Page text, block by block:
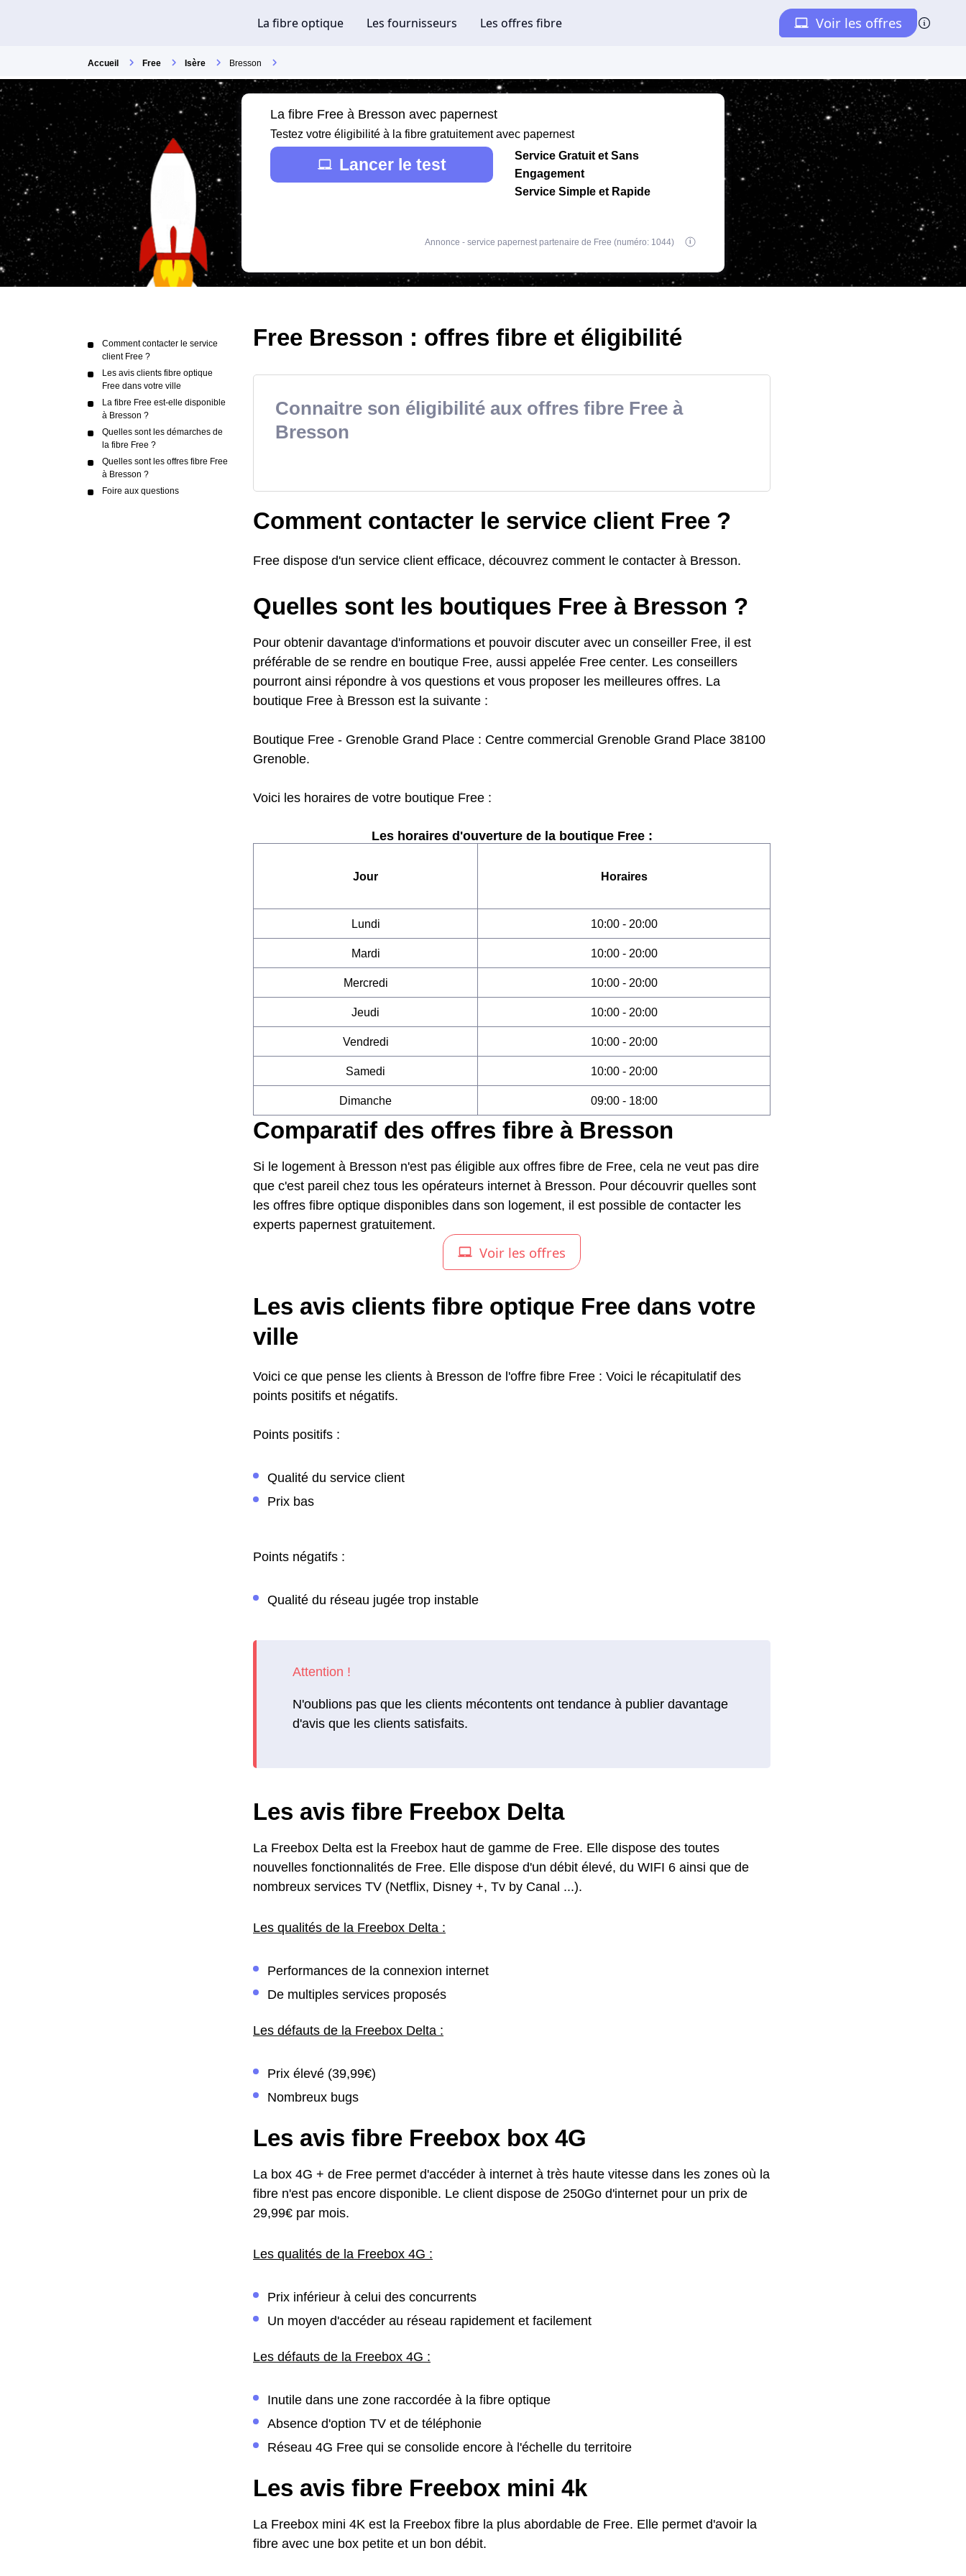
Accueil Free Isère Bresson
La fibre Free à Bresson avec papernest
Testez votre éligibilité à la fibre gratuitement avec papernest
Lancer le test
Service Gratuit et Sans
Engagement
Service Simple et Rapide
Annonce - service papernest partenaire de Free (numéro: 1044)
Comment contacter le service
client Free ?
Les avis clients fibre optique
Free dans votre ville
La fibre Free est-elle disponible
à Bresson ?
Quelles sont les démarches de
la fibre Free ?
Quelles sont les offres fibre Free
à Bresson ?
Foire aux questions
Free Bresson : offres fibre et éligibilité
Connaitre son éligibilité aux offres fibre Free à
Bresson
Comment contacter le service client Free ?
Free dispose d'un service client efficace, découvrez comment le contacter à Bresson.
Quelles sont les boutiques Free à Bresson ?
Pour obtenir davantage d'informations et pouvoir discuter avec un conseiller Free, il est
préférable de se rendre en boutique Free, aussi appelée Free center. Les conseillers
pourront ainsi répondre à vos questions et vous proposer les meilleures offres. La
boutique Free à Bresson est la suivante :
Boutique Free - Grenoble Grand Place : Centre commercial Grenoble Grand Place 38100
Grenoble.
Voici les horaires de votre boutique Free :
Les horaires d'ouverture de la boutique Free :
Jour Horaires
Lundi 10:00 - 20:00
Mardi 10:00 - 20:00
Mercredi 10:00 - 20:00
Jeudi 10:00 - 20:00
Vendredi 10:00 - 20:00
Samedi 10:00 - 20:00
Dimanche 09:00 - 18:00
Comparatif des offres fibre à Bresson
Si le logement à Bresson n'est pas éligible aux offres fibre de Free, cela ne veut pas dire
que c'est pareil chez tous les opérateurs internet à Bresson. Pour découvrir quelles sont
les offres fibre optique disponibles dans son logement, il est possible de contacter les
experts papernest gratuitement.
Les avis clients fibre optique Free dans votre
ville
Voici ce que pense les clients à Bresson de l'offre fibre Free : Voici le récapitulatif des
points positifs et négatifs.
Points positifs :
Qualité du service client
Prix bas
Points négatifs :
Qualité du réseau jugée trop instable
N'oublions pas que les clients mécontents ont tendance à publier davantage
d'avis que les clients satisfaits.
Les avis fibre Freebox Delta
La Freebox Delta est la Freebox haut de gamme de Free. Elle dispose des toutes
nouvelles fonctionnalités de Free. Elle dispose d'un débit élevé, du WIFI 6 ainsi que de
nombreux services TV (Netflix, Disney +, Tv by Canal ...).
Les qualités de la Freebox Delta :
Performances de la connexion internet
De multiples services proposés
Les défauts de la Freebox Delta :
Prix élevé (39,99€)
Nombreux bugs
Les avis fibre Freebox box 4G
La box 4G + de Free permet d'accéder à internet à très haute vitesse dans les zones où la
fibre n'est pas encore disponible. Le client dispose de 250Go d'internet pour un prix de
29,99€ par mois.
Les qualités de la Freebox 4G :
Prix inférieur à celui des concurrents
Un moyen d'accéder au réseau rapidement et facilement
Les défauts de la Freebox 4G :
Inutile dans une zone raccordée à la fibre optique
Absence d'option TV et de téléphonie
Réseau 4G Free qui se consolide encore à l'échelle du territoire
Les avis fibre Freebox mini 4k
La Freebox mini 4K est la Freebox fibre la plus abordable de Free. Elle permet d'avoir la
fibre avec une box petite et un bon débit.